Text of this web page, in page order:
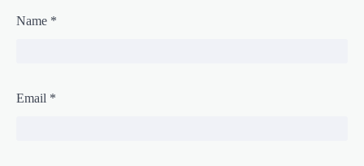
Name *
Email *